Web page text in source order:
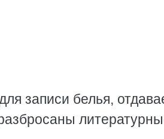
записи белья,